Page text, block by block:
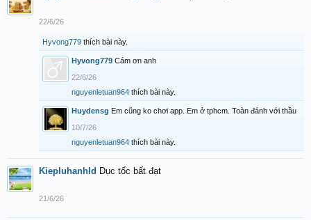
22/6/26
Hyvong779 thích bài này.
Hyvong779 Cám ơn anh
22/6/26
nguyenletuan964 thích bài này.
Huydensg Em cũng ko chơi app. Em ở tphcm. Toàn đánh với thầu
10/7/26
nguyenletuan964 thích bài này.
Kiepluhanhld Dục tốc bất đạt
21/6/26